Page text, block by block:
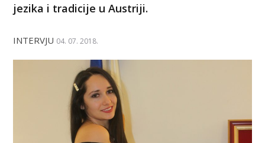
jezika i tradicije u Austriji.
INTERVJU 04. 07. 2018.